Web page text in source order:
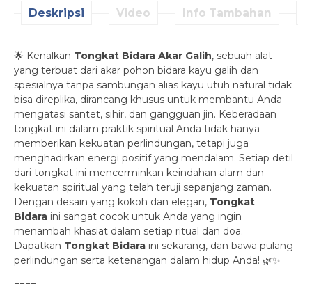
Deskripsi Video Info Tambahan
🌟 Kenalkan Tongkat Bidara Akar Galih, sebuah alat
yang terbuat dari akar pohon bidara kayu galih dan
spesialnya tanpa sambungan alias kayu utuh natural tidak
bisa direplika, dirancang khusus untuk membantu Anda
mengatasi santet, sihir, dan gangguan jin. Keberadaan
tongkat ini dalam praktik spiritual Anda tidak hanya
memberikan kekuatan perlindungan, tetapi juga
menghadirkan energi positif yang mendalam. Setiap detil
dari tongkat ini mencerminkan keindahan alam dan
kekuatan spiritual yang telah teruji sepanjang zaman.
Dengan desain yang kokoh dan elegan, Tongkat
Bidara ini sangat cocok untuk Anda yang ingin
menambah khasiat dalam setiap ritual dan doa.
Dapatkan Tongkat Bidara ini sekarang, dan bawa pulang
perlindungan serta ketenangan dalam hidup Anda! 🌿✨